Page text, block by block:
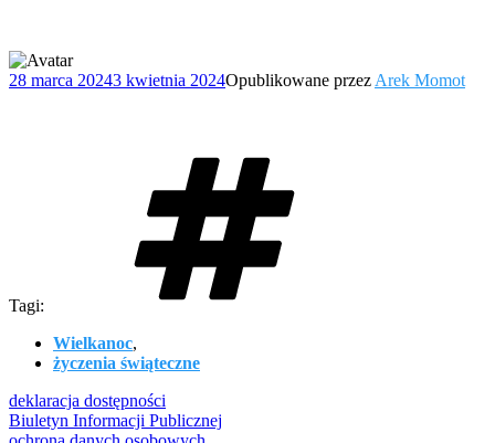
28 marca 20243 kwietnia 2024Opublikowane przez Arek Momot
Tagi:
Wielkanoc,
życzenia świąteczne
deklaracja dostępności
Biuletyn Informacji Publicznej